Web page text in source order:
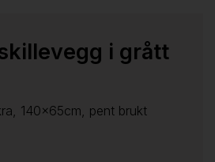
i grått
140x65cm, pent brukt